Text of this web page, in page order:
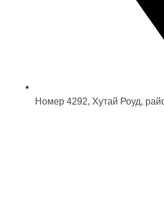
Номер 4292, Хутай Роуд,